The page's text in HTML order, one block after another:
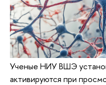
Ученые НИУ ВШЭ
активируются при